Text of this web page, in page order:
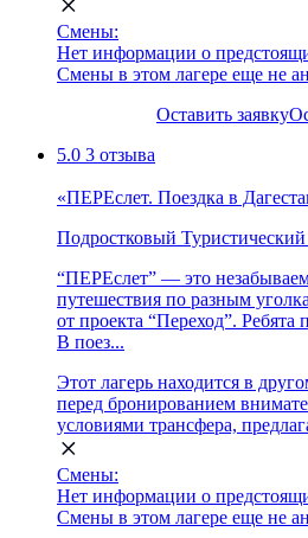
Смены:
Нет информации о
Смены в этом лагере еще не
Оставить заявку
5.0 3 отзыва
«ПЕРЕслет. Поездка в
Подростковый Туристический
“ПЕРЕслет” — это
путешествия по разным
от проекта “Переход”.
В поез...
Этот лагерь находится в
перед бронированием
условиями трансфера,
Смены:
Нет информации о
Смены в этом лагере еще не